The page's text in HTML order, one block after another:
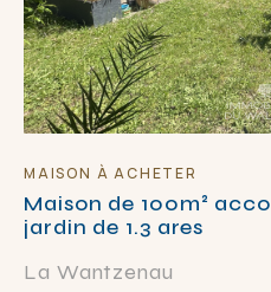
MAISON À ACHETER
Maison de 100m²
jardin de 1.3 ares
La Wantzenau